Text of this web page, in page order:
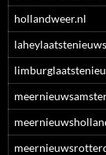
hollandweer.nl